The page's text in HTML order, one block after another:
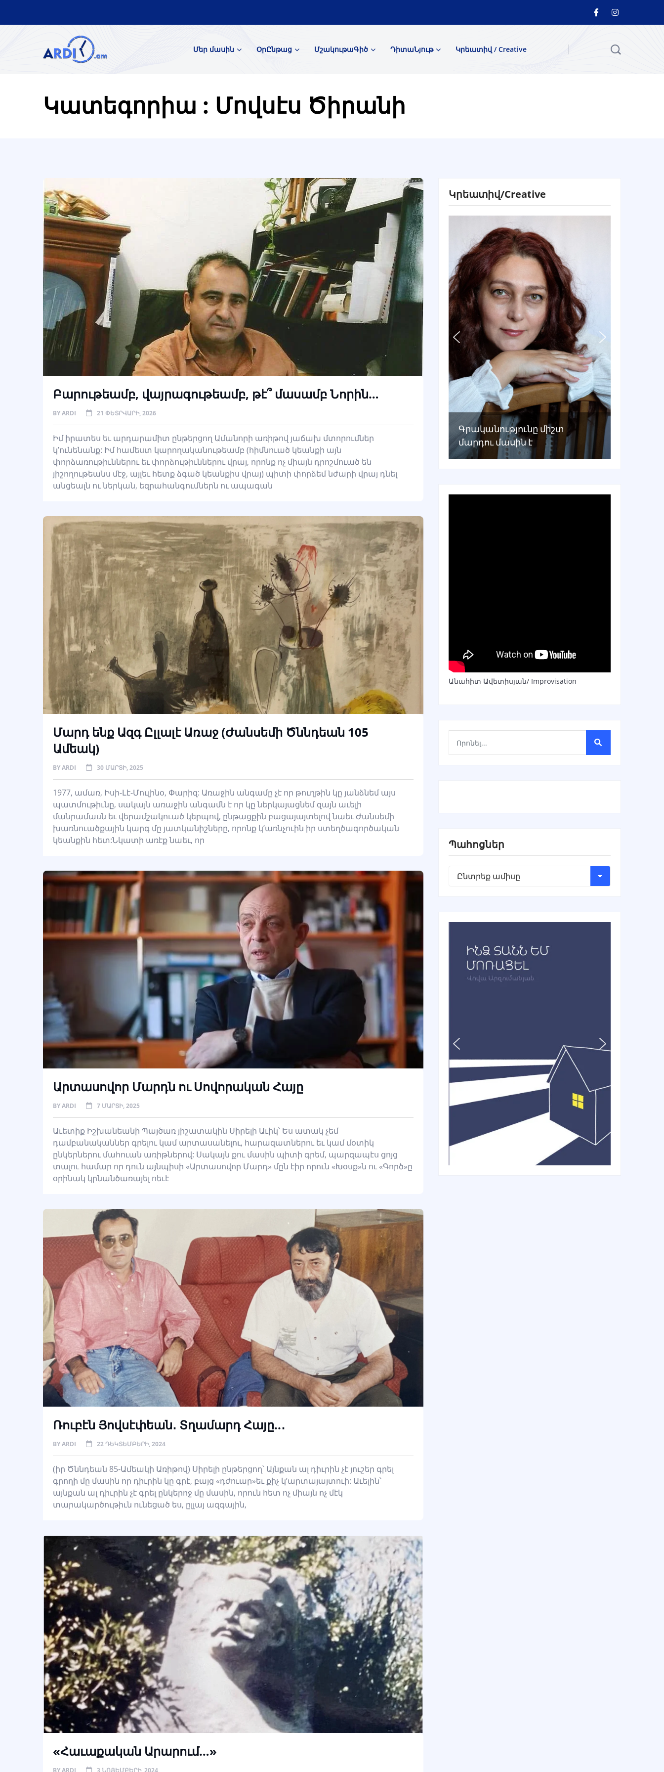
Մեր մասին ՕրԸնթաց ՄշակութաԳիծ ԴիտաՆյութ Կրեատիվ / Creative
Կատեգորիա : Մովսէս Ծիրանի
Բարութեամբ, վայրագութեամբ, թէ՞ մասամբ Նորին…
BYARDI 21 ՓԵՏՐՎԱՐԻ, 2026
Իմ իրատես եւ արդարամիտ ընթերցող Ամանորի առիթով յաճախ մտորումներ
կ’ունենանք: Իմ համեստ կարողականութեամբ (հիմնուած կեանքի այն
փորձառութիւններու եւ փորձութիւններու վրայ, որոնք ոչ միայն դրոշմուած են
յիշողութեանս մէջ, այլեւ հետք ձգած կեանքիս վրայ) պիտի փորձեմ նժարի վրայ դնել
անցեալն ու ներկան, եզրահանգումներն ու ապագան
Մարդ ենք Ազգ Ըլլալէ Առաջ (Ժանսեմի Ծննդեան 105
Ամեակ)
BYARDI 30 ՄԱՐՏԻ, 2025
1977, ամառ, Իսի-Լէ-Մուլինօ, Փարիզ: Առաջին անգամը չէ որ թուղթին կը յանձնեմ այս
պատմութիւնը, սակայն առաջին անգամն է որ կը ներկայացնեմ զայն աւելի
մանրամասն եւ վերամշակուած կերպով, ընթացքին բացայայտելով նաեւ Ժանսեմի
խառնուածքային կարգ մը յատկանիշները, որոնք կ’առնչուին իր ստեղծագործական
կեանքին հետ:Նկատի առէք նաեւ, որ
Արտասովոր Մարդն ու Սովորական Հայը
BYARDI 7 ՄԱՐՏԻ, 2025
Աւետիք Իշխանեանի Պայծառ յիշատակին Սիրելի Աւիկ՝ Ես ատակ չեմ
դամբանականներ գրելու կամ արտասանելու, հարազատներու եւ կամ մօտիկ
ընկերներու մահուան առիթներով: Սակայն քու մասին պիտի գրեմ, պարզապէս ցոյց
տալու համար որ դուն այնպիսի «Արտասովոր Մարդ» մըն էիր որուն «Խօսք»ն ու «Գործ»ը
օրինակ կրնանծառայել ոեւէ
Ռուբէն Յովսէփեան․ Տղամարդ Հայը..․
BYARDI 22 ԴԵԿՏԵՄԲԵՐԻ, 2024
(իր Ծննդեան 85-Ամեակի Առիթով) Սիրելի ընթերցող՝ Այնքան ալ դիւրին չէ յուշեր գրել
գրողի մը մասին որ դիւրին կը գրէ, բայց «դժուար»եւ քիչ կ’արտայայտուի: Աւելին՝
այնքան ալ դիւրին չէ գրել ընկերոջ մը մասին, որուն հետ ոչ միայն ոչ մէկ
տարակարծութիւն ունեցած ես, ըլլայ ազգային,
«Հաւաքական Արարում…»
BYARDI 3 ՆՈՅԵՄԲԵՐԻ, 2024
Կրեատիվ/Creative
Գրականությունը միշտ
մարդու մասին է
Անահիտ Ավետիսյան/ Improvisation
Պահոցներ